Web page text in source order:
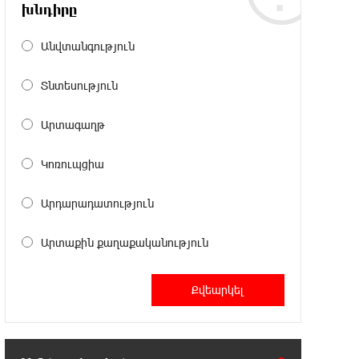
Լայպցիգը» համաձայնության են
եկել Յան Դիոմանդեի տրանսֆերի վերաբերյալ
Այսօրվա կառավարությունը
պահանջարկ չունեցող մասնագիտություններ.
Ատոմ Մխիթարյան
աչքերի առաջ․ ազգային
Չպետք է լռել, պետք է խոսել
Բաքվի ռեժիմի ապօրինի
«դատավճիռներից». Էդուարդ Շարմազանով
խնդիրը
Անվտանգություն
Տնտեսություն
Արտագաղթ
Կոռուպցիա
Արդարադատություն
Արտաքին քաղաքականություն